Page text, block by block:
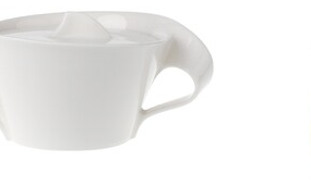
Соусник 0,44 л Chateau
Villeroy & Boch
Нет в наличии
напитков?